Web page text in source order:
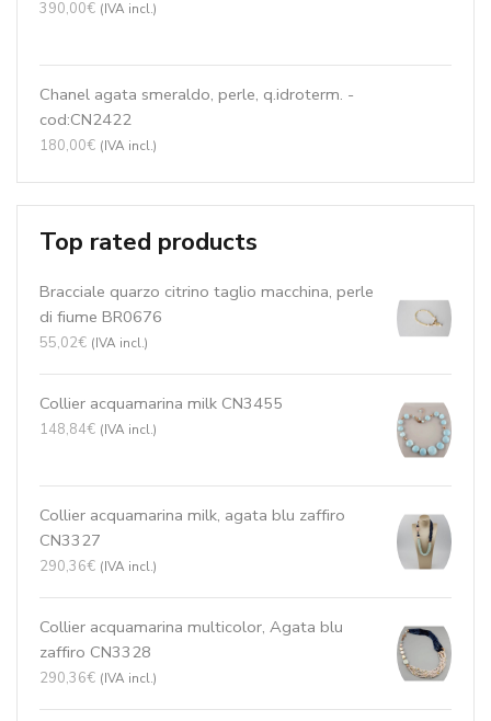
424,00€ (IVA incl.)
390,00€ (IVA incl.)
Chanel agata smeraldo, perle, q.idroterm. -
cod:CN2422
180,00 € (IVA incl.)
Top rated products
Bracciale quarzo citrino taglio macchina, perle
di fiume BR0676
Collier acquamarina milk CN3455
148,84€
Collier acquamarina milk, agata blu zaffiro
CN3327
290,36€ (IVA incl.)